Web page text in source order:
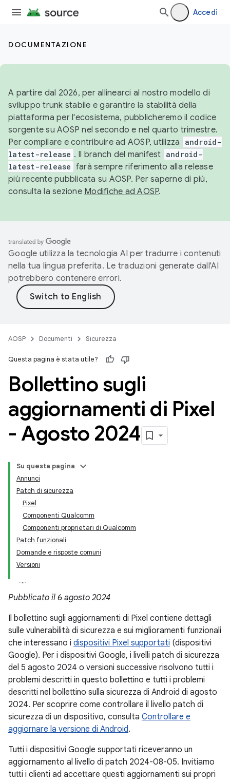
Accedi
DOCUMENTAZIONE
A partire dal 2026, per allinearci al nostro modello di
sviluppo trunk stabile e garantire la stabilità della
piattaforma per l'ecosistema, pubblicheremo il codice
sorgente su AOSP nel secondo e nel quarto trimestre.
Per compilare e contribuire ad AOSP, utilizza
android-
latest-release . Il branch del manifest android-
latest-release farà sempre riferimento alla release
più recente pubblicata su AOSP. Per saperne di più,
consulta la sezione Modifiche ad AOSP.
Google utilizza la tecnologia AI per tradurre i contenuti
nella tua lingua preferita. Le traduzioni generate dall'AI
potrebbero contenere errori.
AOSP Documenti Sicurezza
Questa pagina è stata utile?
Bollettino sugli
aggiornamenti di Pixel
- Agosto 2024
Su questa pagina
Annunci
Patch di sicurezza
Pixel
Componenti Qualcomm
Componenti proprietari di Qualcomm
Patch funzionali
Domande e risposte comuni
Versioni
Pubblicato il 6 agosto 2024
Il bollettino sugli aggiornamenti di Pixel contiene dettagli
sulle vulnerabilità di sicurezza e sui miglioramenti funzionali
che interessano i dispositivi Pixel supportati (dispositivi
Google). Per i dispositivi Google, i livelli patch di sicurezza
del 5 agosto 2024 o versioni successive risolvono tutti i
problemi descritti in questo bollettino e tutti i problemi
descritti nel bollettino sulla sicurezza di Android di agosto
2024. Per scoprire come controllare il livello patch di
sicurezza di un dispositivo, consulta Controllare e
aggiornare la versione di Android.
Tutti i dispositivi Google supportati riceveranno un
aggiornamento al livello di patch 2024-08-05. Invitiamo
tutti i clienti ad accettare questi aggiornamenti sui propri